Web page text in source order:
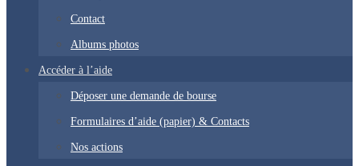
Contact
Albums photos
Accéder à l’aide
Déposer une demande de bourse
Formulaires d’aide (papier) & Contacts
Nos actions